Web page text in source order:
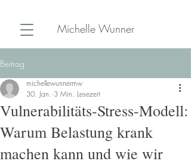
Michelle Wunner
Beitrag
Vulnerabilitäts-Stress-Modell:
Warum Belastung krank
machen kann und wie wir
michellewunnermw
30. Jan. 3 Min. Lesezeit